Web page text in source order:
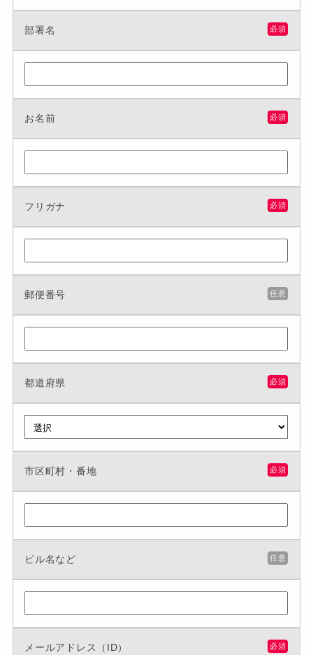
部署名 必須
お名前 必須
フリガナ 必須
郵便番号 任意
都道府県 必須
市区町村・番地 必須
ビル名など 任意
メールアドレス（ID） 必須